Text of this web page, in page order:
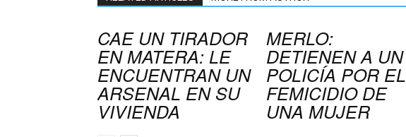
CAE UN TIRADOR
EN MATERA: LE
ENCUENTRAN UN
ARSENAL EN SU
VIVIENDA
MERLO:
DETIENEN A UN
POLICÍA POR EL
FEMICIDIO DE
UNA MUJER